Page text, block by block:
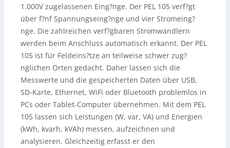
1.000V zugelassenen Eing?nge. Der PEL 105 verf?gt
über f?nf Spannungseing?nge und vier Stromeing?
nge. Die zahlreichen verf?gbaren Stromwandlern
werden beim Anschluss automatisch erkannt. Der PEL
105 ist für Feldeins?tze an teilweise schwer zug?
nglichen Orten gedacht. Daher lassen sich die
Messwerte und die gespeicherten Daten über USB,
SD-Karte, Ethernet, WiFi oder Bluetooth problemlos in
PCs oder Tablet-Computer übernehmen. Mit dem PEL
105 lassen sich Leistungen (W, var, VA) und Energien
(kWh, kvarh, kVAh) messen, aufzeichnen und
analysieren. Gleichzeitig erfasst er den